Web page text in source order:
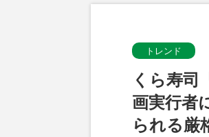
トレンド
くら寿司
画実行者
られる厳